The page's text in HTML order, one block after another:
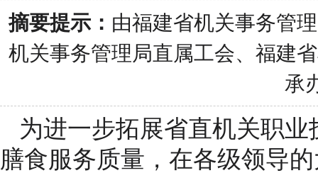
摘要提示： 由福建省机关事务管
机关事务管理局直属工会、福建
承
为进一步拓展省直机关职业
膳食服务质量，在各级领导